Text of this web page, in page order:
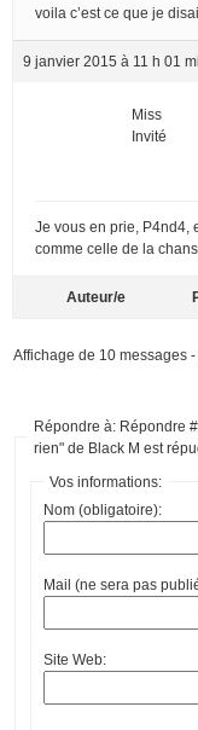
voila c’est ce que je
9 janvier 2015 à 11 h 01
Miss
Invité
Je vous en prie, P4nd4,
comme celle de la
Auteur/e
Affichage de 10 messages
Répondre à: Répondre
rien" de Black M est
Vos informations:
Nom (obligatoire):
Mail (ne sera pas
Site Web: